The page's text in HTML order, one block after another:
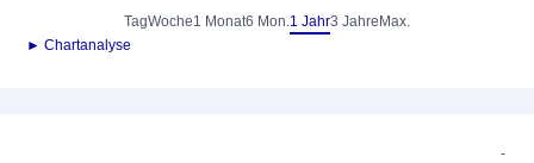
TagWoche1 Monat6 Mon.1 Jahr3 Jahre Max.
► Chartanalyse
-